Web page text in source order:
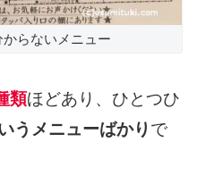
らないメニュー
類ほどあり、ひとつひ
うメニューばかり で